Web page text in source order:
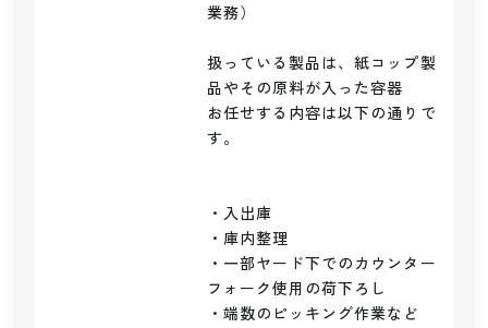
業務）
扱っている製品は、紙コップ製
品やその原料が入った容器
お任せする内容は以下の通りで
す。
・入出庫
・庫内整理
・一部ヤード下でのカウンター
フォーク使用の荷下ろし
・端数のピッキング作業など